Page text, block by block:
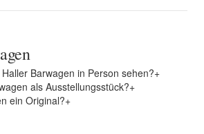
Barwagen in Person sehen?+
als Ausstellungsstück?+
ein Original?+